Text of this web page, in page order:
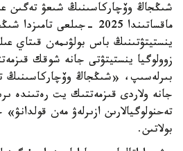
شىڭجاڭ وۆچاركاسىنىڭ شىعۋ تەگىن
ماقساتىندا 2025 -جىلعى
ينستيتۋتىنىڭ باس بولۋىمەن قىتاي
زوولوگيا ينستيتۋتى جانە شوقك
بىرلەسىپ، «شىڭجاڭ وۆچاركاسىنىڭ
جانە ولاردى قىزمەتتىك يت رەتىندە
تەحنولوگيالارىن ازىرلەۋ مەن
بولاتىن.